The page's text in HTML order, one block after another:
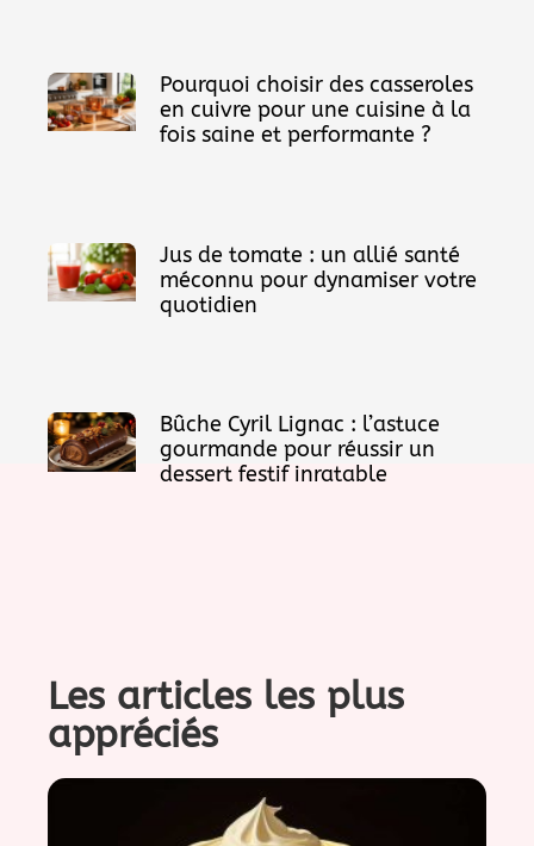
Pourquoi choisir des casseroles
en cuivre pour une cuisine à la
fois saine et performante ?
Jus de tomate : un allié santé
méconnu pour dynamiser votre
quotidien
Bûche Cyril Lignac : l’astuce
gourmande pour réussir un
dessert festif inratable
Les articles les plus
appréciés